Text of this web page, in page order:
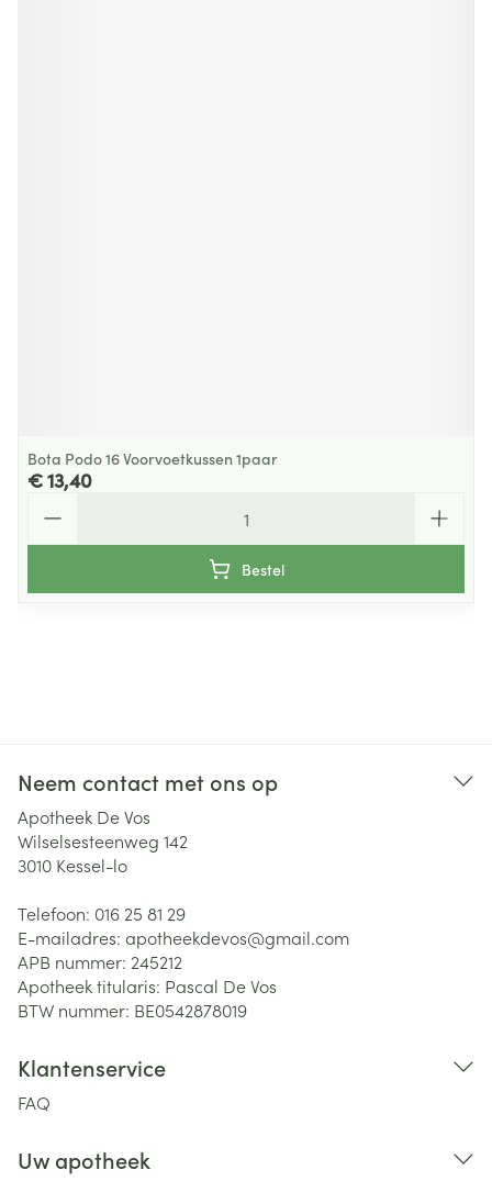
Bota Podo 16 Voorvoetkussen 1paar
€ 13,40
Bestel
Neem contact met ons op
Apotheek De Vos
Wilselsesteenweg 142
3010 Kessel-lo
Telefoon: 016 25 81 29
E-mailadres: apotheekdevos@gmail.com
APB nummer: 245212
Apotheek titularis: Pascal De Vos
BTW nummer: BE0542878019
Klantenservice
FAQ
Uw apotheek